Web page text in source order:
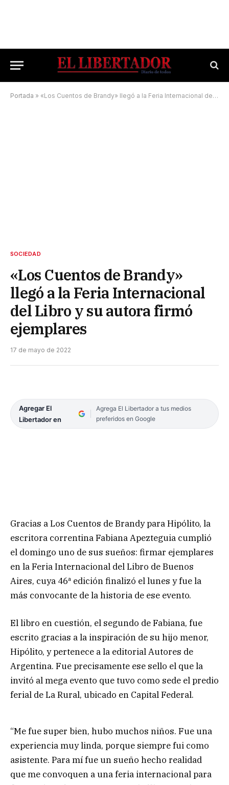
Portada » «Los Cuentos de Brandy» llegó a la Feria Internacional del Libro y su autora firmó ejemplares
SOCIEDAD
«Los Cuentos de Brandy»
llegó a la Feria Internacional
del Libro y su autora firmó
ejemplares
17 de mayo de 2022
Agregar El
Libertador en
Agrega El Libertador a tus medios
preferidos en Google
Gracias a Los Cuentos de Brandy para Hipólito, la
escritora correntina Fabiana Apezteguia cumplió
el domingo uno de sus sueños: firmar ejemplares
en la Feria Internacional del Libro de Buenos
Aires, cuya 46ª edición finalizó el lunes y fue la
más convocante de la historia de ese evento.
El libro en cuestión, el segundo de Fabiana, fue
escrito gracias a la inspiración de su hijo menor,
Hipólito, y pertenece a la editorial Autores de
Argentina. Fue precisamente ese sello el que la
invitó al mega evento que tuvo como sede el predio
ferial de La Rural, ubicado en Capital Federal.
“Me fue super bien, hubo muchos niños. Fue una
experiencia muy linda, porque siempre fui como
asistente. Para mí fue un sueño hecho realidad
que me convoquen a una feria internacional para